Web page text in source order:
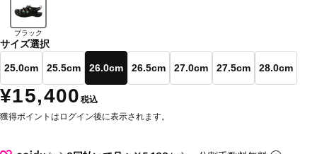
ブラック
サイズ選択
25.0cm 25.5cm 26.0cm 26.5cm 27.0cm 27.5cm 28.0cm
¥15,400 税込
獲得ポイントはログイン後に表示されます。